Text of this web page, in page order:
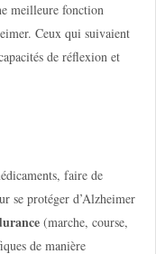
meilleure fonction
Ceux qui suivaient
de réflexion et
faire de
se protéger d’Alzheimer
(marche, course,
de manière